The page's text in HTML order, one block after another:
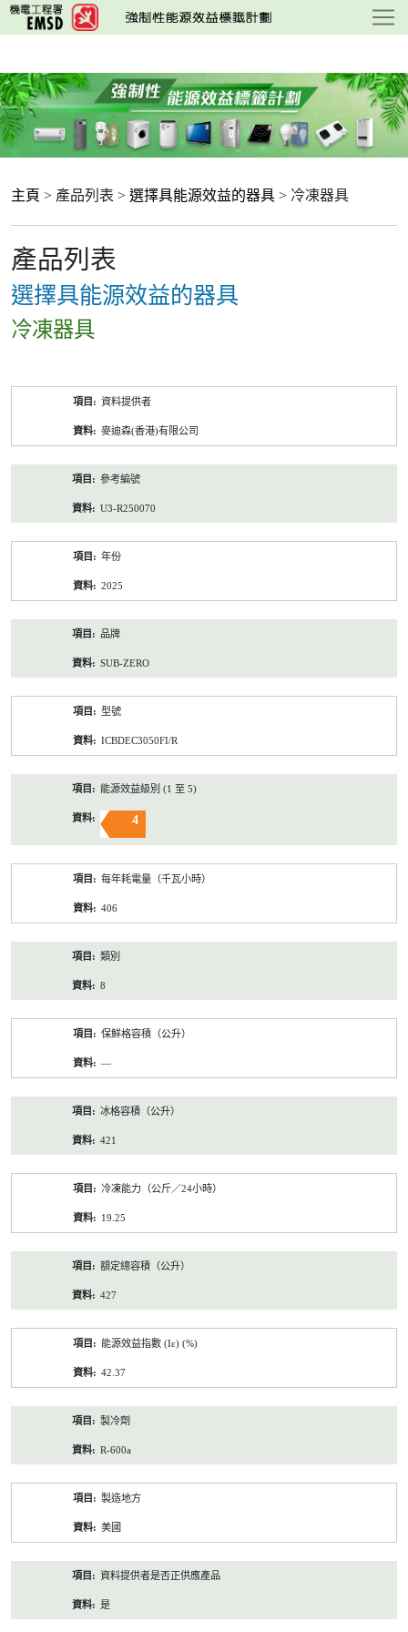
跳
至
要
內
容
主頁 > 產品列表 > 選擇具能源效益的器具 > 冷凍器具
產品列表
選擇具能源效益的器具
冷凍器具
資料提供者
麥迪森(香港)有限公司
參考編號
U3-R250070
年份
2025
品牌
SUB-ZERO
型號
ICBDEC3050FI/R
能源效益級別 (1 至 5)
4
每年耗電量（千瓦小時）
406
類別
8
保鮮格容積（公升）
—
冰格容積（公升）
421
冷凍能力（公斤／24小時）
19.25
額定總容積（公升）
427
能源效益指數 (Iε) (%)
42.37
製冷劑
R-600a
製造地方
美國
資料提供者是否正供應產品
是